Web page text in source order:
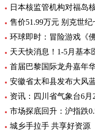
售价51.99万元 别克世
首届巴黎国际龙舟嘉年
安徽省太和县发布大风
资讯：四川省气象台6
市场探底回升：沪指跌